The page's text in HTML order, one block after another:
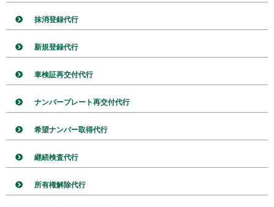
抹消登録代行
新規登録代行
車検証再交付代行
ナンバープレート再交付代行
希望ナンバー取得代行
継続検査代行
所有権解除代行